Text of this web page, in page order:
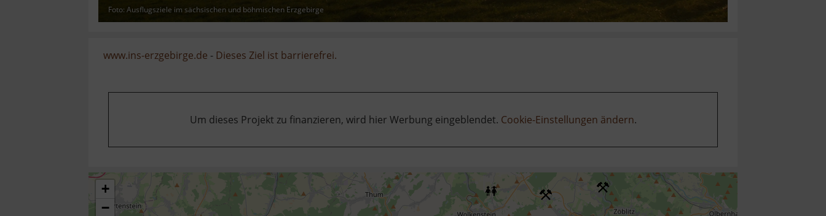
Foto: Ausflugsziele im sächsischen und böhmischen Erzgebirge
www.ins-erzgebirge.de - Dieses Ziel ist barrierefrei.
Um dieses Projekt zu finanzieren, wird hier Werbung eingeblendet. Cookie-Einstellungen ändern.
+
−